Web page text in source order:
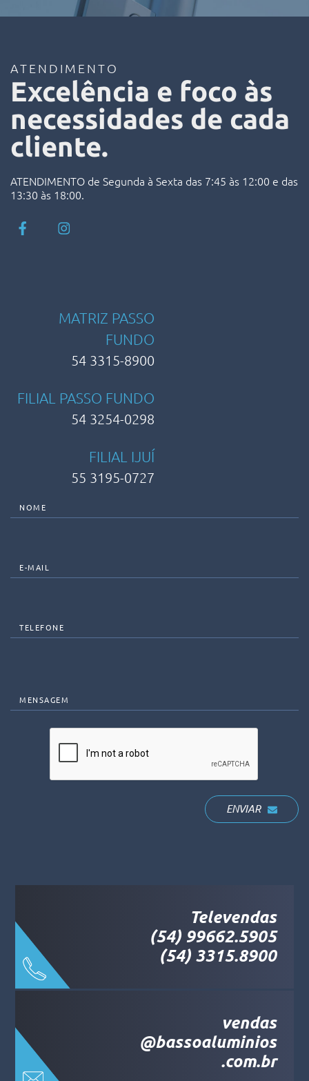
ATENDIMENTO
Excelência e foco às
necessidades de cada
cliente.
ATENDIMENTO de Segunda à Sexta das 7:45 às 12:00 e das
13:30 às 18:00.
MATRIZ PASSO
FUNDO
54 3315-8900
FILIAL PASSO FUNDO
54 3254-0298
FILIAL IJUÍ
55 3195-0727
NOME
E-MAIL
TELEFONE
MENSAGEM
ENVIAR
Televendas
(54) 99662.5905
(54) 3315.8900
vendas
@bassoaluminios
.com.br